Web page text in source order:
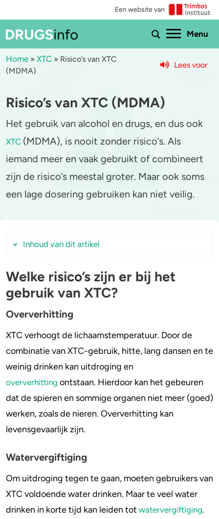
Een website van
Menu
Bekijk alle drugs
Cannabis
XTC / MDMA
Cocaïne
Speed
3-MMC
Alcohol
Paddo’s en truffels
2C-B
Ketamine
Ayahuasca
LSD
Benzodiazepines
Heroïne
4-FA
Poppers
Crack
Aantoonbaarheid
Zwangerschap
Drugs & de wet
Combinaties & medicijnen
Stoppen of minderen
Verkeer
Trends & Cijfers
Check je gebruik
Stel een vraag
Home » XTC » Risico’s van XTC
(MDMA)
Lees voor
Risico’s van XTC (MDMA)
Het gebruik van alcohol en drugs, en dus ook
XTC (MDMA), is nooit zonder risico’s. Als
iemand meer en vaak gebruikt of combineert
zijn de risico’s meestal groter. Maar ook soms
een lage dosering gebruiken kan niet veilig.
Inhoud van dit artikel
Welke risico’s zijn er bij het gebruik van XTC?
Oververhitting
Watervergiftiging
Dip
Vermindering rijvaardigheid
Psychische klachten en slaapproblemen
Schade lever en nieren
Hersenbeschadiging
Verslaving
Vatbaarheid infecties
Overlijden
Hooggedoseerde XTC-pillen
Wie loopt het meeste risico bij gebruik van
XTC (MDMA)?
Welke risico’s zijn er bij het
gebruik van XTC?
Oververhitting
XTC verhoogt de lichaamstemperatuur. Door de
combinatie van XTC-gebruik, hitte, lang dansen en te
weinig drinken kan uitdroging en
oververhitting ontstaan. Hierdoor kan het gebeuren
dat de spieren en sommige organen niet meer (goed)
werken, zoals de nieren. Oververhitting kan
levensgevaarlijk zijn.
Watervergiftiging
Om uitdroging tegen te gaan, moeten gebruikers van
XTC voldoende water drinken. Maar te veel water
drinken in korte tijd kan leiden tot watervergiftiging.